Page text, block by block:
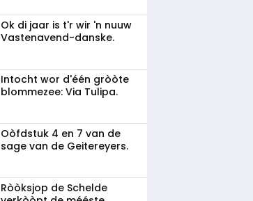
Ok di jaar is t'r wir 'n nuuw
Vastenavend-danske.
Intocht wor d'één gròòte
blommezee: Via Tulipa.
Oòfdstuk 4 en 7 van de
sage van de Geitereyers.
Ròòksjop de Schelde